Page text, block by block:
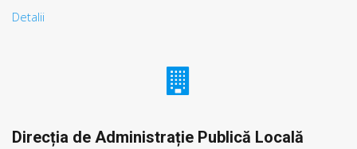
Detalii
Direcția de Administrație Publică Locală